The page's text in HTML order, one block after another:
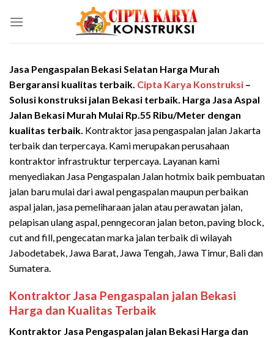
Jasa Pengaspalan Bekasi Selatan Harga Murah
Bergaransi kualitas terbaik. Cipta Karya Konstruksi –
Solusi konstruksi jalan Bekasi terbaik. Harga Jasa Aspal
Jalan Bekasi Murah Mulai Rp.55 Ribu/Meter dengan
kualitas terbaik. Kontraktor jasa pengaspalan jalan Jakarta
terbaik dan terpercaya. Kami merupakan perusahaan
kontraktor infrastruktur terpercaya. Layanan kami
menyediakan Jasa Pengaspalan Jalan hotmix baik pembuatan
jalan baru mulai dari awal pengaspalan maupun perbaikan
aspal jalan, jasa pemeliharaan jalan atau perawatan jalan,
pelapisan ulang aspal, penngecoran jalan beton, paving block,
cut and fill, pengecatan marka jalan terbaik di wilayah
Jabodetabek, Jawa Barat, Jawa Tengah, Jawa Timur, Bali dan
Sumatera.
Kontraktor Jasa Pengaspalan jalan Bekasi
Harga dan Kualitas Terbaik
Kontraktor Jasa Pengaspalan jalan Bekasi Harga dan